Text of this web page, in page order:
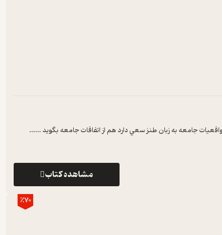
جامعه به زبان طنز سعي دارد هم از اتفاقات جامعه بگويد ......
مشاهده کتاب
٪70